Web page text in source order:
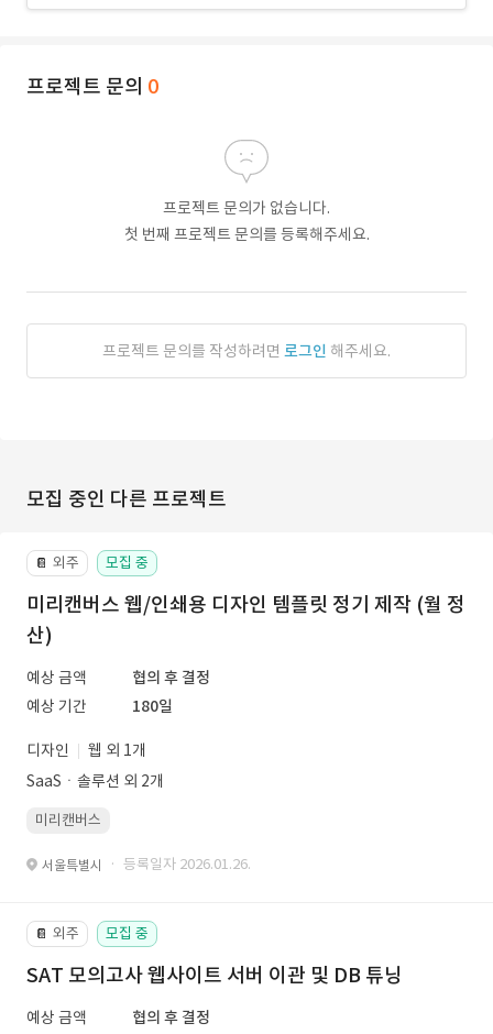
프로젝트 문의 0
프로젝트 문의가 없습니다.
첫 번째 프로젝트 문의를 등록해주세요.
프로젝트 문의를 작성하려면 로그인 해주세요.
모집 중인 다른 프로젝트
📔 외주 모집 중
미리캔버스 웹/인쇄용 디자인 템플릿 정기 제작 (월 정
산)
예상 금액
협의 후 결정
예상 기간
180일
디자인
웹 외 1개
SaaSㆍ솔루션 외 2개
미리캔버스
서울특별시 · 등록일자 2026.01.26.
📔 외주 모집 중
SAT 모의고사 웹사이트 서버 이관 및 DB 튜닝
예상 금액
협의 후 결정